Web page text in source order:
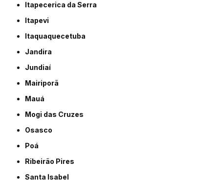
Itapecerica da Serra
Itapevi
Itaquaquecetuba
Jandira
Jundiaí
Mairiporã
Mauá
Mogi das Cruzes
Osasco
Poá
Ribeirão Pires
Santa Isabel